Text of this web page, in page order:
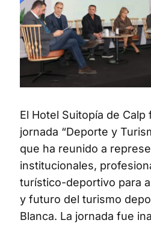
El Hotel Suitopía de
jornada “Deporte y
que ha reunido a
institucionales,
turístico-deportivo para
y futuro del turismo
Blanca. La jornada fue